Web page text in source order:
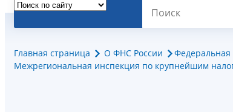
Главная страница О ФНС России Федеральная
Межрегиональная инспекция по крупнейшим